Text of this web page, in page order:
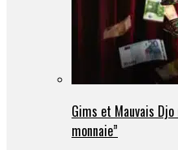
Gims et Mauvais
monnaie”